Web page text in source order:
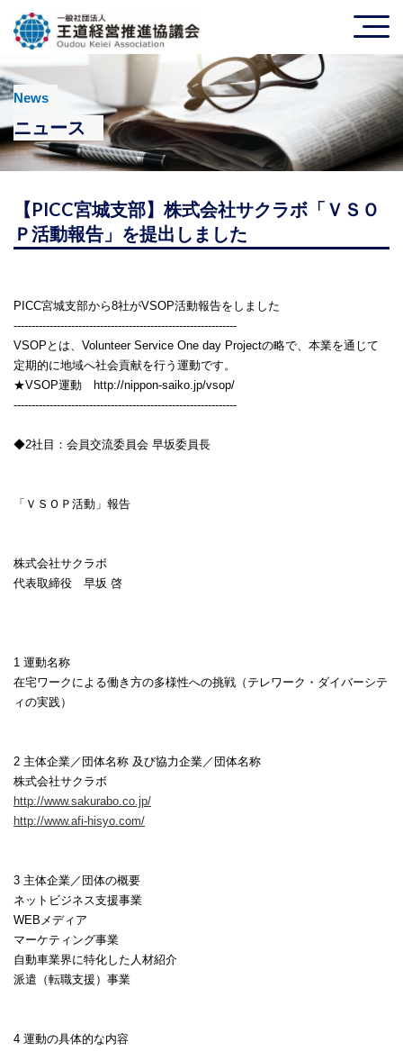
News
ニュース
【PICC宮城支部】株式会社サクラボ「ＶＳＯ
Ｐ活動報告」を提出しました
PICC宮城支部から8社がVSOP活動報告をしました
--------------------------------------------------------------
VSOP とは、 Volunteer Service One day Projectの略で、本業を通じて
定期的に地域へ社会貢献を行う運動です。
★VSOP運動
http://nippon-saiko.jp/vsop/
--------------------------------------------------------------
◆2社目：会員交流委員会 早坂委員長
「ＶＳＯＰ活動」報告
株式会社サクラボ
代表取締役 早坂 啓
1 運動名称
在宅ワークによる働き方の多様性への挑戦（テレワーク・ダイバーシテ
ィの実践）
2 主体企業／団体名称 及び協力企業／団体名称
株式会社サクラボ
http://www.sakurabo.co.jp/
http://www.afi-hisyo.com/
3 主体企業／団体の概要
ネットビジネス支援事業
WEB メディア
マーケティング事業
自動車業界に特化した人材紹介
派遣（転職支援）事業
4 運動の具体的な内容